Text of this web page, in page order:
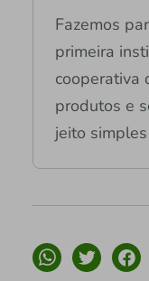
Fazemos
primeira
cooperativa
produtos e
jeito